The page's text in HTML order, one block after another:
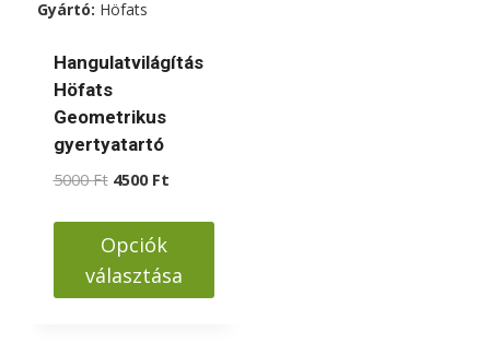
Gyártó: Höfats
Hangulatvilágítás
Höfats
Geometrikus
gyertyatartó
5000Ft Original
was:
5000 Ft.
4500 FtCurrent
is:
Opciók
választása